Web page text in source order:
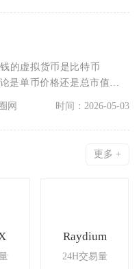
的虚拟货币是比特币
是单币价格还是总市值，
网 时间：2026-05-03
更多 +
Raydium
24H交易量